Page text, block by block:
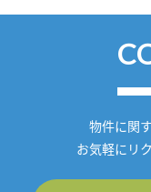
物件に関
お気軽にリ